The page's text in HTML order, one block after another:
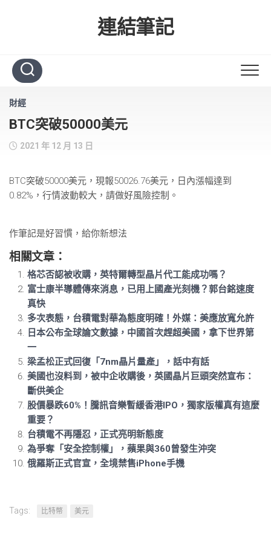
連結筆記
財經
BTC突破50000美元
2021 年 12 月 13 日
BTC突破50000美元，現報50026.76美元，日內漲幅達到
0.82%，行情波動較大，請做好風險控制。
作筆記是好習慣，給你新想法
相關文章：
格芯否認被收購，英特爾轉型晶片代工能成功嗎？
富士康半導體傳來消息，已用上國產光刻機？郭台銘速度
真快
多次表態，台積電對華為態度明確！外媒：美應放寬允許
日本公布全球論文數據，中國首次趕超美國，拿下世界第
一
梁孟松正式回復「7nm晶片量產」，話中有話
美國也沒料到，被中企收購後，英國晶片巨頭突然宣布：
斷供美企
股價暴跌60%！騰訊音樂暫緩香港IPO，獨家版權真有這麼
重要？
台積電不再隱忍，正式亮明新態度
為爭奪「安全控制權」，蘋果與360曾發生沖突
俄羅斯正式官宣，全境禁售iPhone手機
Tags: 比特幣 美元